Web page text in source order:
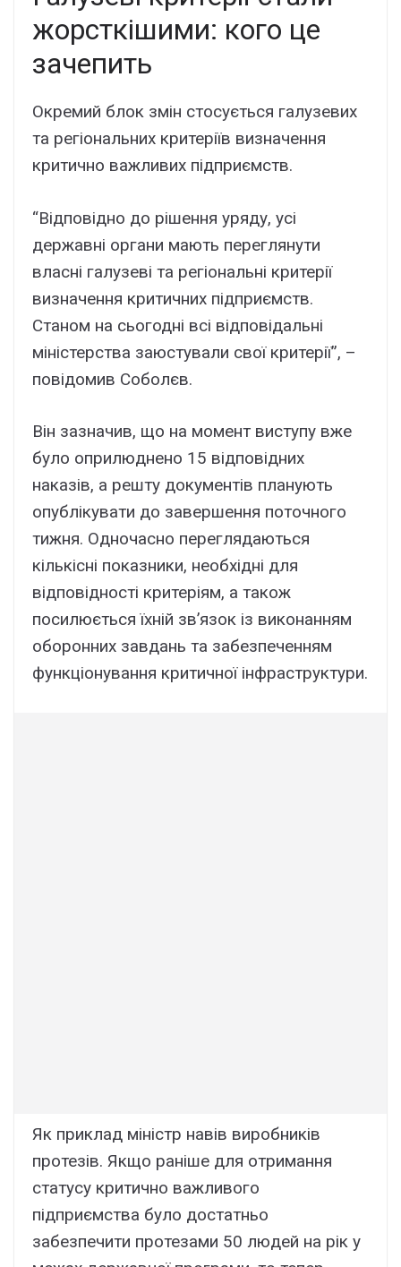
жорсткішими: кого це
зачепить
Окремий блок змін стосується галузевих
та регіональних критеріїв визначення
критично важливих підприємств.
“Відповідно до рішення уряду, усі
державні органи мають переглянути
власні галузеві та регіональні критерії
визначення критичних підприємств.
Станом на сьогодні всі відповідальні
міністерства заюстували свої критерії”, –
повідомив Соболєв.
Він зазначив, що на момент виступу вже
було оприлюднено 15 відповідних
наказів, а решту документів планують
опублікувати до завершення поточного
тижня. Одночасно переглядаються
кількісні показники, необхідні для
відповідності критеріям, а також
посилюється їхній зв’язок із виконанням
оборонних завдань та забезпеченням
функціонування критичної інфраструктури.
Як приклад міністр навів виробників
протезів. Якщо раніше для отримання
статусу критично важливого
підприємства було достатньо
забезпечити протезами 50 людей на рік у